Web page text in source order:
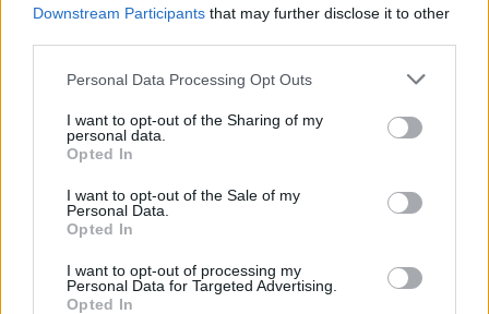
Downstream Participants that may further disclose it to other
Personal Data Processing Opt Outs
I want to opt-out of the Sharing of my
personal data.
Opted In
I want to opt-out of the Sale of my
Personal Data.
Opted In
I want to opt-out of processing my
Personal Data for Targeted Advertising.
Opted In
Vincic per il rosso a Camavinga
Due cartellini gialli al centrocampista francese in
pochi minuti
15/04/2026 - 23:39
Redazione Fantacalcio.it